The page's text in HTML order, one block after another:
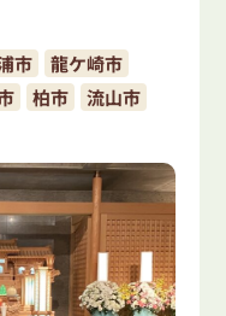
市
龍ケ崎市
柏市
流山市